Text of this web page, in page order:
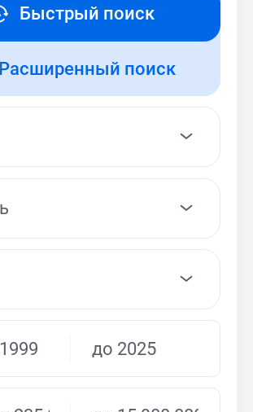
Быстрый поиск
Расширенный поиск